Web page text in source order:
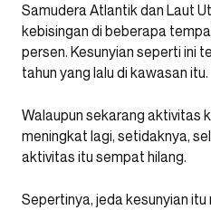
Samudera Atlantik dan Laut
kebisingan di beberapa
persen. Kesunyian seperti ini
tahun yang lalu di kawasan itu.
Walaupun sekarang aktivitas
meningkat lagi, setidaknya,
aktivitas itu sempat hilang.
Sepertinya, jeda kesunyian